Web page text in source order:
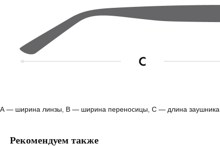
А — ширина линзы, B — ширина переносицы, С — длина заушника
Рекомендуем также